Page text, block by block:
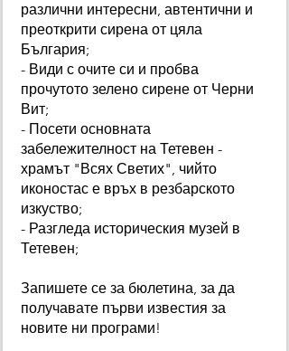
различни интересни, автентични и
преоткрити сирена от цяла
България;
- Види с очите си и пробва
прочутото зелено сирене от Черни
Вит;
- Посети основната
забележителност на Тетевен -
храмът "Всях Светих", чийто
иконостас е връх в резбарското
изкуство;
- Разгледа историческия музей в
Тетевен;
Запишете се за бюлетина, за да
получавате първи известия за
новите ни програми!